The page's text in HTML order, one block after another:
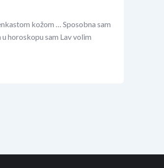
kožom … Sposobna sam
horoskopu sam Lav volim